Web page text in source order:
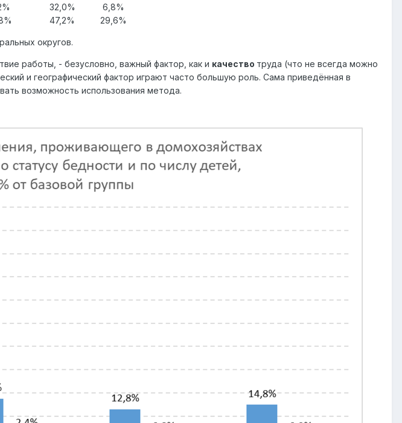
32,0%
6,8%
47,2% 29,6%
округов.
работы, - безусловно, важный фактор, как и качество труда (что не всегда можно
и географический фактор играют часто большую роль. Сама приведённая в
возможность использования метода.